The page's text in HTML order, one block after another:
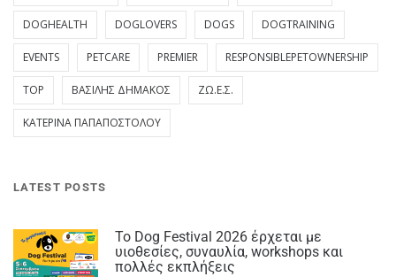
DOGHEALTH DOGLOVERS DOGS DOGTRAINING
EVENTS PETCARE PREMIER RESPONSIBLEPETOWNERSHIP
TOP ΒΑΣΊΛΗΣ ΔΗΜΆΚΟΣ ΖΩ.Ε.Σ.
ΚΑΤΕΡΊΝΑ ΠΑΠΑΠΟΣΤΌΛΟΥ
LATEST POSTS
Το Dog Festival 2026 έρχεται με
υιοθεσίες, συναυλία, workshops και
πολλές εκπλήξεις